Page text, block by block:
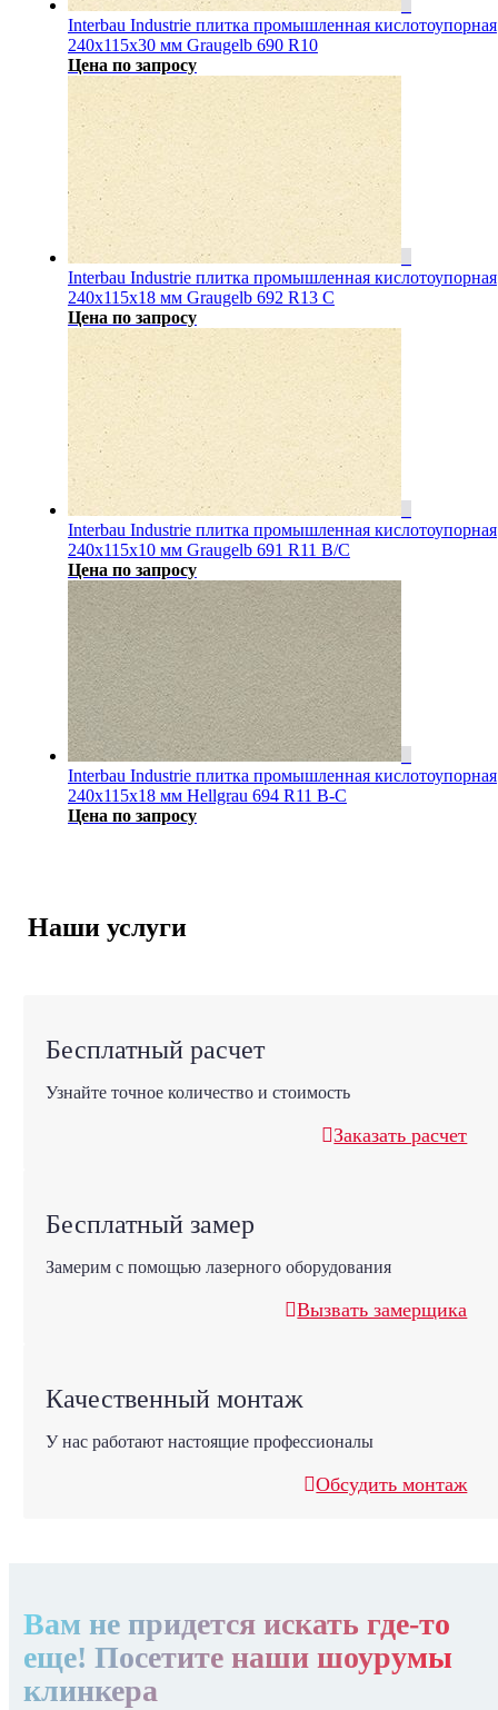
Interbau Industrie плитка промышленная кислотоупорная
240x115x30 мм Graugelb 690 R10
Цена по запросу
Interbau Industrie плитка промышленная кислотоупорная
240x115x18 мм Graugelb 692 R13 C
Цена по запросу
Interbau Industrie плитка промышленная кислотоупорная
240x115x10 мм Graugelb 691 R11 B/C
Цена по запросу
Interbau Industrie плитка промышленная кислотоупорная
240x115x18 мм Hellgrau 694 R11 B-C
Цена по запросу
Наши услуги
Бесплатный расчет
Узнайте точное количество и стоимость
Заказать расчет
Бесплатный замер
Замерим с помощью лазерного оборудования
Вызвать замерщика
Качественный монтаж
У нас работают настоящие профессионалы
Обсудить монтаж
Вам не придется искать где-то
еще! Посетите наши шоурумы
клинкера